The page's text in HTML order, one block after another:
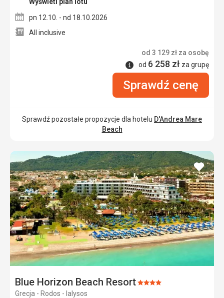
pn 12.10. - nd 18.10.2026
All inclusive
od 3 129 zł za osobę
Informacje
od 6 258 zł za grupę
Sprawdź cenę
Sprawdź pozostałe propozycje dla hotelu D'Andrea Mare
Beach
Blue Horizon Beach ResortOcena:
Grecja - Rodos - Ialysos
dodaj
do